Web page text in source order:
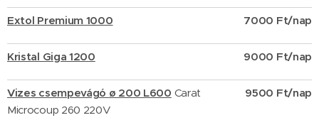
Extol Premium 1000 7000 Ft/nap
Kristal Giga 1200 9000 Ft/nap
Vizes csempevágó ø 200 L600 Carat
Microcoup 260 220V
9500 Ft/nap